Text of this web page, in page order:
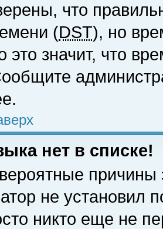
что
(DST), но
это значит, что
нет в списке!
причины
не установил
никто еще не